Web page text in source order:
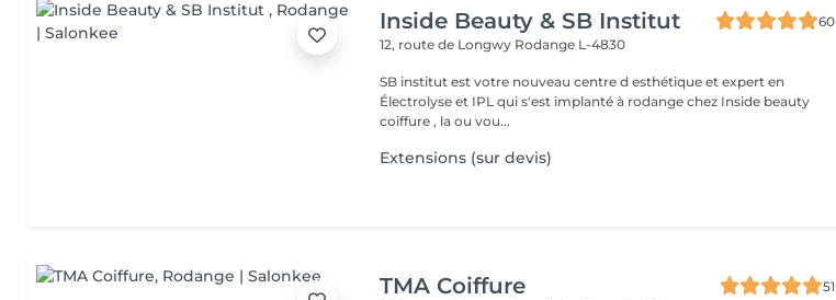
Inside Beauty & SB Institut
60
12, route de Longwy Rodange L-4830
SB institut est votre nouveau centre d esthétique et expert en
Électrolyse et IPL qui s'est implanté à rodange chez Inside beauty
coiffure , la ou vou...
Extensions (sur devis)
TMA Coiffure
51